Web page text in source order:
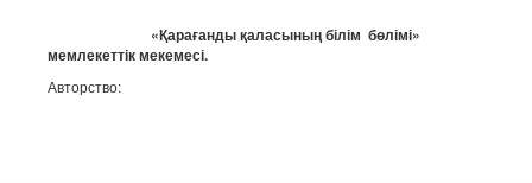
«Қарағанды қаласының білім бөлімі»
мемлекеттік мекемесі.
Авторство: